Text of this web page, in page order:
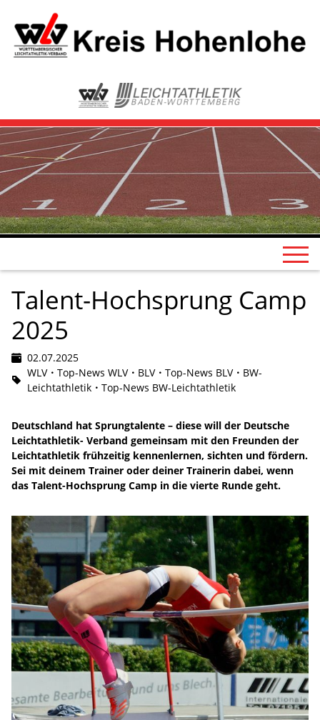
Talent-Hochsprung Camp
2025
02.07.2025
WLV
Top-News WLV BLV Top-News BLV
BW-
Leichtathletik
Top-News BW-Leichtathletik
Deutschland hat Sprungtalente – diese will der Deutsche
Leichtathletik- Verband gemeinsam mit den Freunden der
Leichtathletik frühzeitig kennenlernen, sichten und fördern.
Sei mit deinem Trainer oder deiner Trainerin dabei, wenn
das Talent-Hochsprung Camp in die vierte Runde geht.